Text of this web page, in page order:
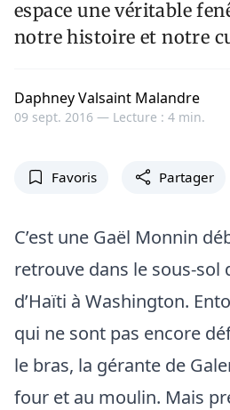
espace une véritable
notre histoire et notre
Daphney Valsaint Malandre
09 sept. 2016 — Lecture : 4 min.
Favoris Partager
C’est une Gaël Monnin
retrouve dans le sous-sol
d’Haïti à Washington.
qui ne sont pas encore
le bras, la gérante de
four et au moulin. Mais